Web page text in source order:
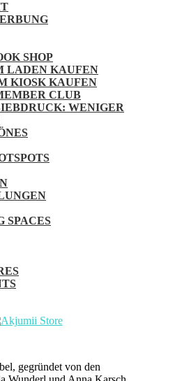
SHOP
LADEN KAUFEN
KIOSK KAUFEN
CLUB
WENIGER
SPACES
gegründet von den